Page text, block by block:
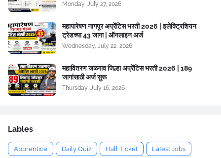
Monday, July 27, 2026
महापारेषण नागपूर अप्रेंटिस भरती 2026 | इलेक्ट्रिशियन
ट्रेडच्या 43 जागा | ऑनलाइन अर्ज
Wednesday, July 22, 2026
महावितरण जळगाव जिल्हा अप्रेंटिस भरती 2026 | 189
जागांसाठी अर्ज सुरू
Thursday, July 16, 2026
Lables
Apprentice Daily Quiz Hall Ticket Latest Jobs